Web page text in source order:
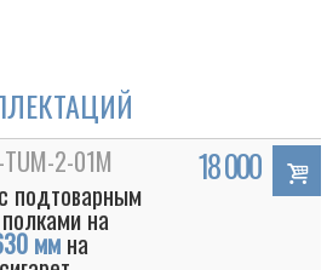
TUM-2-01M
подтоварным
на
мм на
18 000